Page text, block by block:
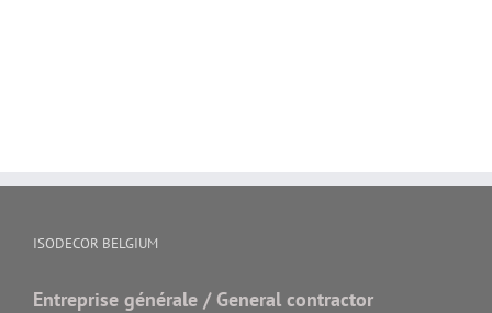
ISODECOR BELGIUM
Entreprise générale / General contractor